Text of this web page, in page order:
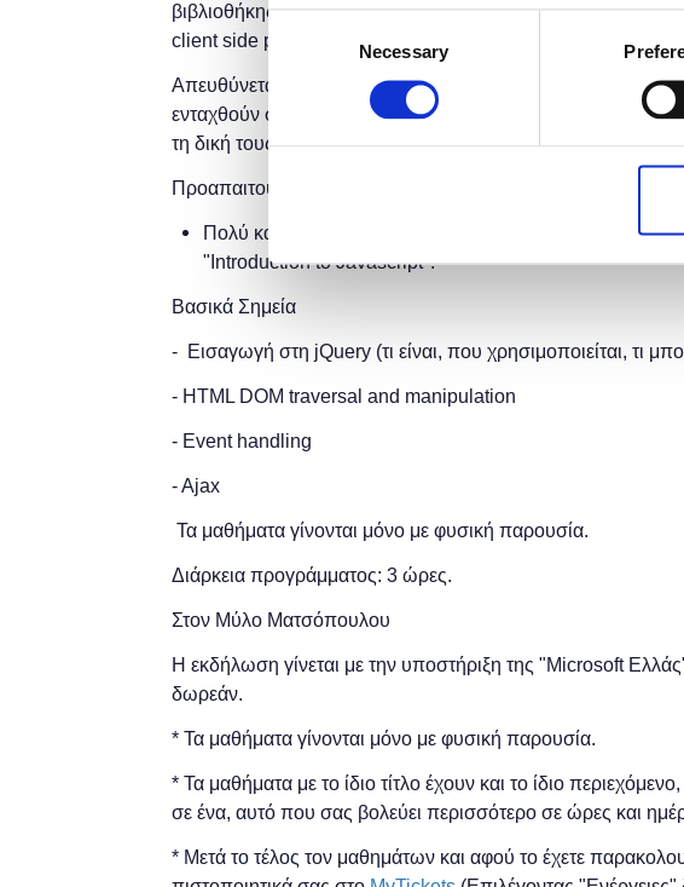
Consent
Selection
Necessary
βιβλιοθήκης της JavaScript, η οποία είναι σχεδιασμένη
client side projects.
Απευθύνεται σε άτομα με μικρή ή καθόλου εμπειρία στη
ενταχθούν στην αγορά εργασίας ως intern/senior
τη δική τους ιστοσελίδα για την προώθηση των
Προαπαιτούμενα
Πολύ καλή εξοικείωση με HTML, CSS & JavaScript ή
"Ιntroduction to Javascript".
Βασικά Σημεία
- Εισαγωγή στη jQuery (τι είναι, που χρησιμοποιείται, τι
- HTML DOM traversal and manipulation
- Event handling
- Ajax
Τα μαθήματα γίνονται μόνο με φυσική παρουσία.
Διάρκεια προγράμματος: 3 ώρες.
Στον Μύλο Ματσόπουλου
Η εκδήλωση γίνεται με την υποστήριξη της "Microsoft Ελλάς"
δωρεάν.
* Τα μαθήματα γίνονται μόνο με φυσική παρουσία.
* Τα μαθήματα με το ίδιο τίτλο έχουν και το ίδιο
σε ένα, αυτό που σας βολεύει περισσότερο σε ώρες και
* Μετά το τέλος τον μαθημάτων και αφού το έχετε